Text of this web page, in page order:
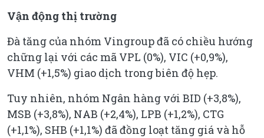
Vận động thị trường
Đà tăng của nhóm Vingroup đã có chiều hướng
chững lại với các mã VPL (0%), VIC (+0,9%),
VHM (+1,5%) giao dịch trong biên độ hẹp.
Tuy nhiên, nhóm Ngân hàng với BID (+3,8%),
MSB (+3,8%), NAB (+2,4%), LPB (+1,2%), CTG
(+1,1%), SHB (+1,1%) đã đồng loạt tăng giá và hỗ